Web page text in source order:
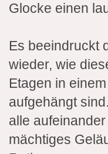
Glocke einen
Es beeindruckt
wieder, wie
Etagen in
aufgehängt
alle
mächtiges